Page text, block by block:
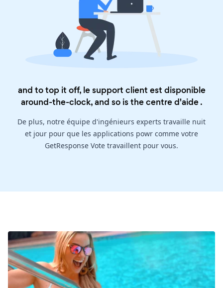
and to top it off, le support client est disponible
around-the-clock, and so is thecentre d'aide.
De plus, notre équipe d'ingénieurs experts travaille nuit
et jour pour que les applications powr comme votre
GetResponse Vote travaillent pour vous.